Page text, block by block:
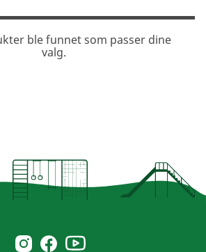
ble funnet som passer dine
valg.
Norsk Leg & Park instagram
Norsk Leg & Park facebook
Norsk Leg & Park youtube